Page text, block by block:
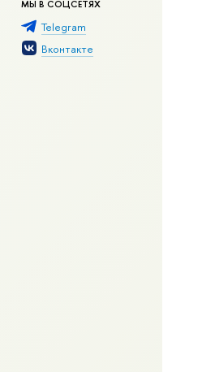
МЫ В СОЦСЕТЯХ
Telegram
Вконтакте